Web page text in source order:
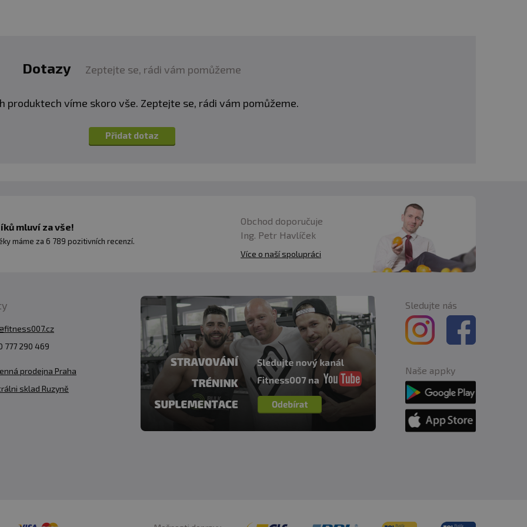
Dotazy Zeptejte se, rádi vám pomůžeme
produktech víme skoro vše. Zeptejte se, rádi vám pomůžeme.
Přidat dotaz
mluví za vše!
máme za 6 789 pozitivních recenzí.
Obchod doporučuje
Ing. Petr Havlíček
Více o naší spolupráci
777 290 469
prodejna Praha
sklad Ruzyně
Sledujte nás
Naše appky